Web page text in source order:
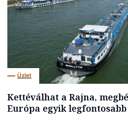
Üzlet
Kettéválhat a Rajna,
Európa egyik